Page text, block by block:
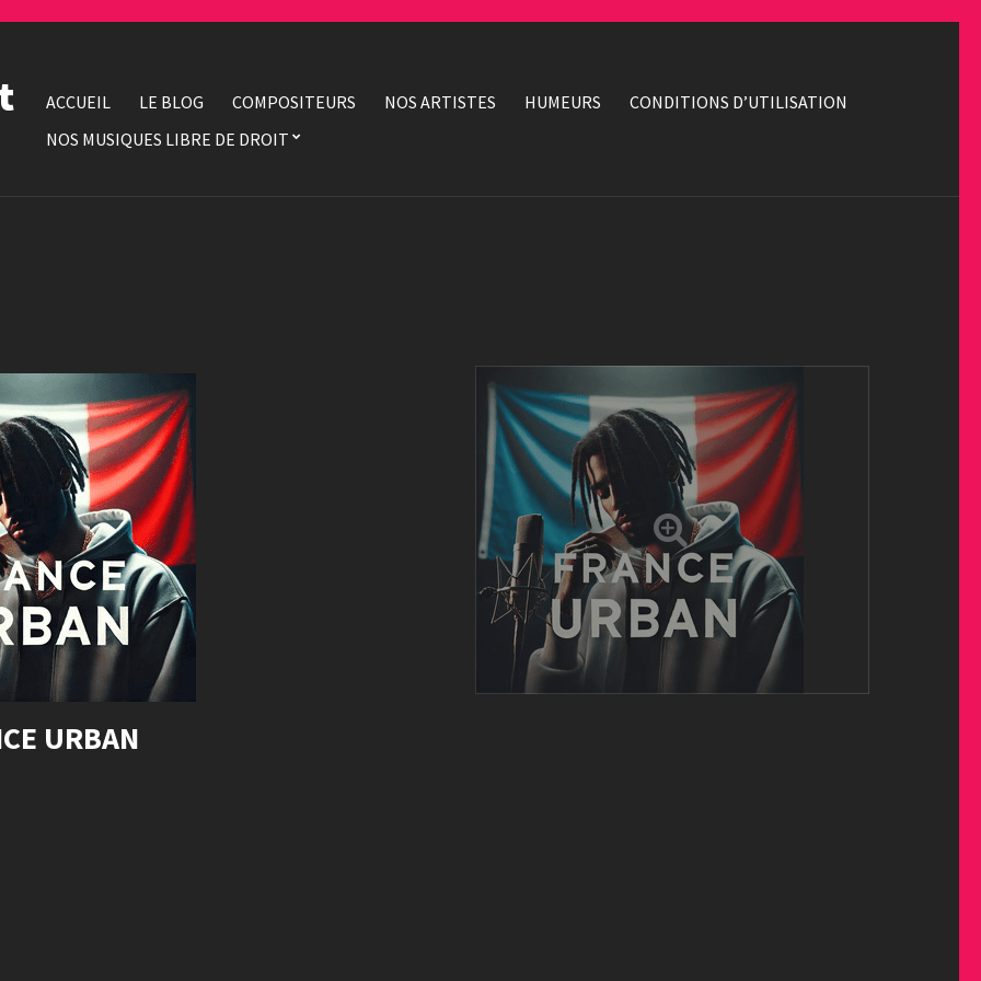
ACCUEIL LE BLOG COMPOSITEURS NOS ARTISTES HUMEURS
CONDITIONS D’UTILISATION
NOS MUSIQUES LIBRE DE DROIT
URBAN